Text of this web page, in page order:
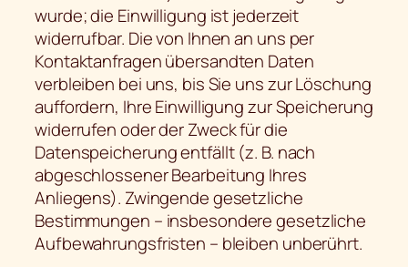
wurde; die Einwilligung ist jederzeit
widerrufbar. Die von Ihnen an uns per
Kontaktanfragen übersandten Daten
verbleiben bei uns, bis Sie uns zur Löschung
auffordern, Ihre Einwilligung zur Speicherung
widerrufen oder der Zweck für die
Datenspeicherung entfällt (z. B. nach
abgeschlossener Bearbeitung Ihres
Anliegens). Zwingende gesetzliche
Bestimmungen – insbesondere gesetzliche
Aufbewahrungsfristen – bleiben unberührt.